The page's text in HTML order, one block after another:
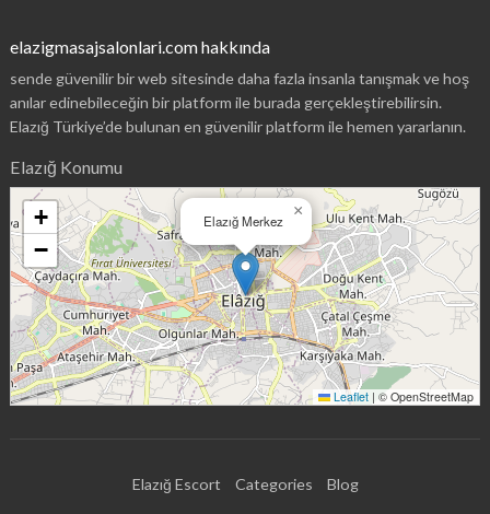
elazigmasajsalonlari.com hakkında
sende güvenilir bir web sitesinde daha fazla insanla tanışmak ve hoş
anılar edinebileceğin bir platform ile burada gerçekleştirebilirsin.
Elazığ Türkiye’de bulunan en güvenilir platform ile hemen yararlanın.
Elazığ Konumu
Elazığ Merkez
×
+
−
Leaflet | © OpenStreetMap
Elazığ Escort Categories Blog